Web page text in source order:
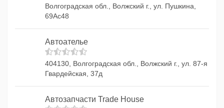
Волгоградская обл., Волжский г., ул. Пушкина,
69Ас48
Автоателье
404130, Волгоградская обл., Волжский г., ул. 87-я
Гвардейская, 37д
Автозапчасти Trade House